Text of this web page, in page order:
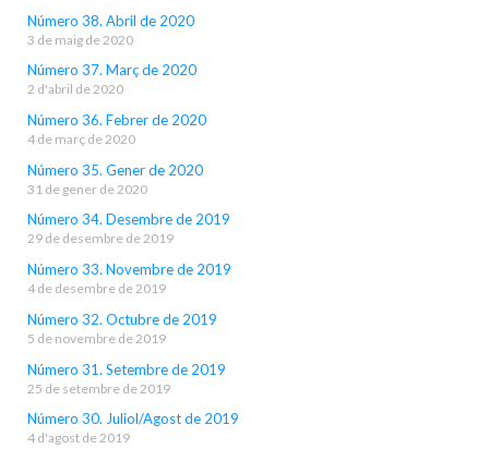
Número 38. Abril de 2020
3 de maig de 2020
Número 37. Març de 2020
2 d'abril de 2020
Número 36. Febrer de 2020
4 de març de 2020
Número 35. Gener de 2020
31 de gener de 2020
Número 34. Desembre de 2019
29 de desembre de 2019
Número 33. Novembre de 2019
4 de desembre de 2019
Número 32. Octubre de 2019
5 de novembre de 2019
Número 31. Setembre de 2019
25 de setembre de 2019
Número 30. Juliol/Agost de 2019
4 d'agost de 2019